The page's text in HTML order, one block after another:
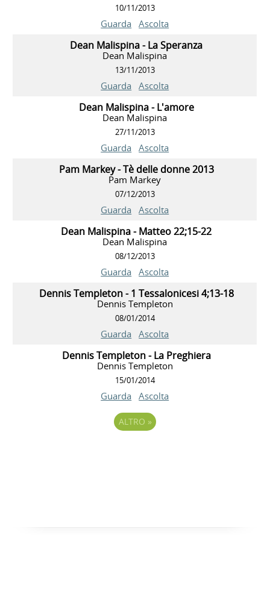
10/11/2013
Guarda Ascolta
Dean Malispina - La Speranza
Dean Malispina
13/11/2013
Guarda Ascolta
Dean Malispina - L'amore
Dean Malispina
27/11/2013
Guarda Ascolta
Pam Markey - Tè delle donne 2013
Pam Markey
07/12/2013
Guarda Ascolta
Dean Malispina - Matteo 22;15-22
Dean Malispina
08/12/2013
Guarda Ascolta
Dennis Templeton - 1 Tessalonicesi 4;13-18
Dennis Templeton
08/01/2014
Guarda Ascolta
Dennis Templeton - La Preghiera
Dennis Templeton
15/01/2014
Guarda Ascolta
ALTRO »